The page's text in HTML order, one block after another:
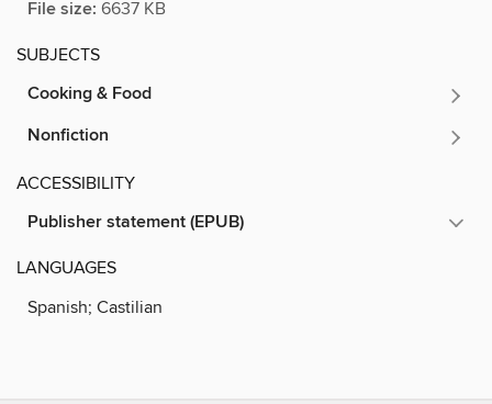
File size: 6637 KB
SUBJECTS
Cooking & Food
Nonfiction
ACCESSIBILITY
Publisher statement (EPUB)
LANGUAGES
Spanish; Castilian